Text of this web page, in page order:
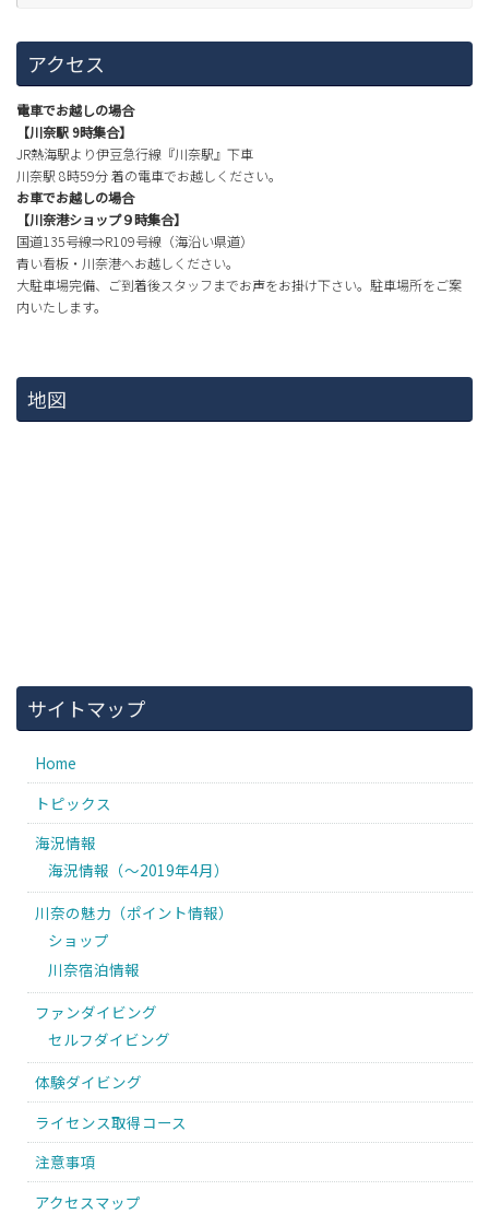
アクセス
電車でお越しの場合
【川奈駅 9時集合】
JR熱海駅より伊豆急行線『川奈駅』下車
川奈駅 8時59分 着の電車でお越しください。
お車でお越しの場合
【川奈港ショップ９時集合】
国道135号線⇒R109号線（海沿い県道）
青い看板・川奈港へお越しください。
大駐車場完備、ご到着後スタッフまでお声をお掛け下さい。駐車場所をご案
内いたします。
地図
サイトマップ
Home
トピックス
海況情報
海況情報（〜2019年4月）
川奈の魅力（ポイント情報）
ショップ
川奈宿泊情報
ファンダイビング
セルフダイビング
体験ダイビング
ライセンス取得コース
注意事項
アクセスマップ